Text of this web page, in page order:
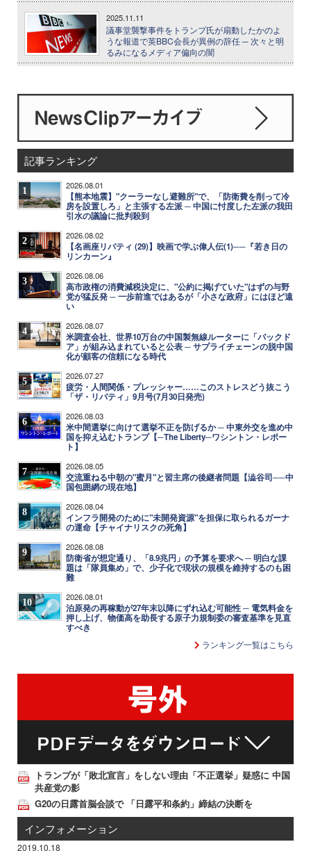
2025.11.11
議事堂襲撃事件をトランプ氏が扇動したかのよ
うな報道で英BBC会長が異例の辞任 ─ 次々と明
るみになるメディア偏向の闇
記事ランキング
1 2026.08.01
【熊本地震】"クーラーなし避難所"で、「防衛費を削って冷
房を設置しろ」と主張する左派 ─ 中国に忖度した左派の我田
引水の議論に批判殺到
2 2026.08.02
【名画座リバティ (29)】映画で学ぶ偉人伝(1)──『若き日の
リンカーン』
3 2026.08.06
高市政権の消費減税決定に、"公約に掲げていた"はずの与野
党が猛反発 ─ 一歩前進ではあるが「小さな政府」にはほど遠
い
4 2026.08.07
米調査会社、世界10万台の中国製無線ルーターに「バックド
ア」が組み込まれていると公表 ─ サプライチェーンの脱中国
化が顧客の信頼になる時代
5 2026.07.27
疲労・人間関係・プレッシャー……このストレスどう抜こう
「ザ・リバティ」9月号(7月30日発売)
6 2026.08.03
米中間選挙に向けて選挙不正を防げるか ─ 中東外交を進め中
国を抑え込むトランプ【─The Liberty─ワシントン・レポー
ト】
7 2026.08.05
交流重ねる中朝の"蜜月"と習主席の後継者問題【澁谷司──中
国包囲網の現在地】
8 2026.08.04
インフラ開発のために"未開発資源"を担保に取られるガーナ
の運命【チャイナリスクの死角】
9 2026.08.08
防衛省が想定通り、「8.9兆円」の予算を要求へ ─ 明白な課
題は「隊員集め」で、少子化で現状の規模を維持するのも困
難
10 2026.08.01
泊原発の再稼動が27年末以降にずれ込む可能性 ─ 電気料金を
押し上げ、物価高を助長する原子力規制委の審査基準を見直
すべき
ランキング一覧はこちら
トランプが「敗北宣言」をしない理由「不正選挙」疑惑に 中国
共産党の影
G20の日露首脳会談で 「日露平和条約」締結の決断を
インフォメーション
2019.10.18